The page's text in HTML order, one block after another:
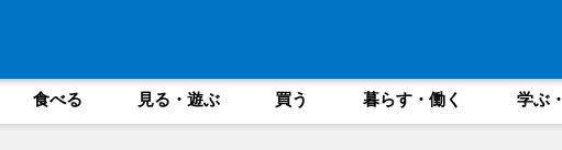
食べる 見る・遊ぶ 買う 暮らす・働く 学ぶ